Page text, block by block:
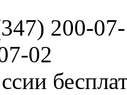
200-
02